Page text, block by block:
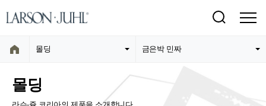
몰딩 금은박 민짜
몰딩